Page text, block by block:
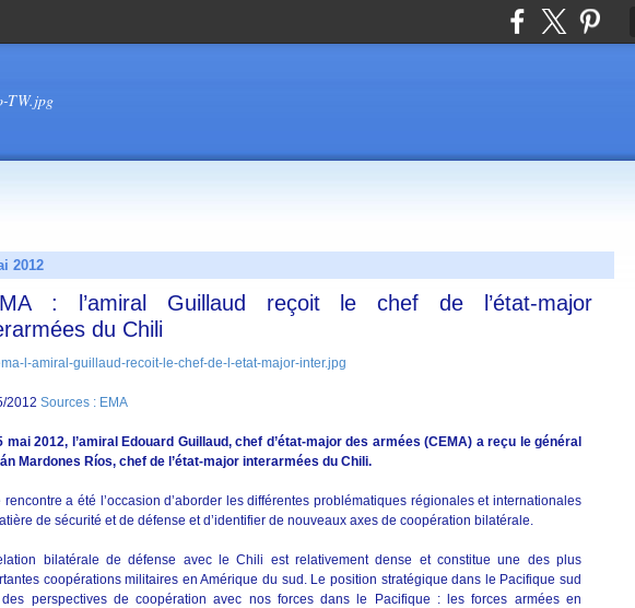
2012
: l’amiral Guillaud reçoit le chef de l’état-major
du Chili
2012 Sources : EMA
mai 2012, l’amiral Edouard Guillaud, chef d’état-major des armées (CEMA) a reçu le général
Mardones Ríos, chef de l’état-major interarmées du Chili.
rencontre a été l’occasion d’aborder les différentes problématiques régionales et internationales
de sécurité et de défense et d’identifier de nouveaux axes de coopération bilatérale.
bilatérale de défense avec le Chili est relativement dense et constitue une des plus
coopérations militaires en Amérique du sud. Le position stratégique dans le Pacifique sud
perspectives de coopération avec nos forces dans le Pacifique : les forces armées en